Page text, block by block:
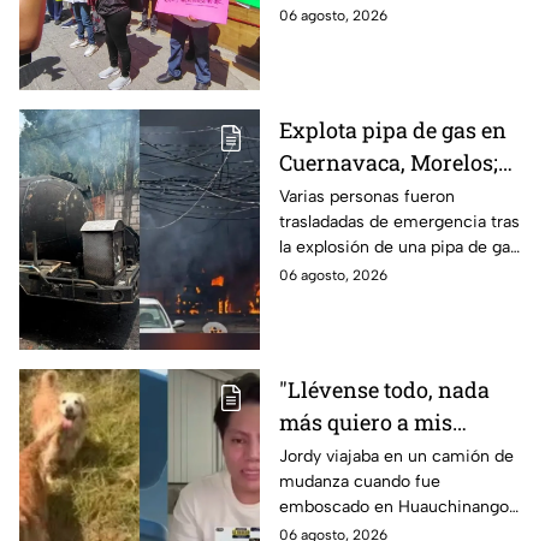
Puebla
medicamentos en hospital del
06 agosto, 2026
Explota pipa de gas en
Cuernavaca, Morelos;
se reportan más de 20
personas con
quemaduras
Varias personas fueron
trasladadas de emergencia tras
la explosión de una pipa de gas
cerca de la colonia Las
06 agosto, 2026
"Llévense todo, nada
más quiero a mis
perritas": Asaltan a un
joven, vacían sus
cuentas y le roban a sus
Jordy viajaba en un camión de
mudanza cuando fue
emboscado en Huauchinango,
Puebla, Además de quitarle
06 agosto, 2026